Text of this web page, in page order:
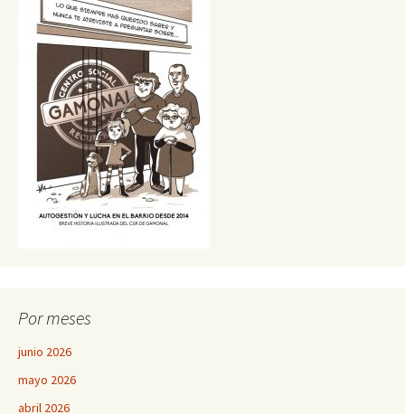
Por meses
junio 2026
mayo 2026
abril 2026